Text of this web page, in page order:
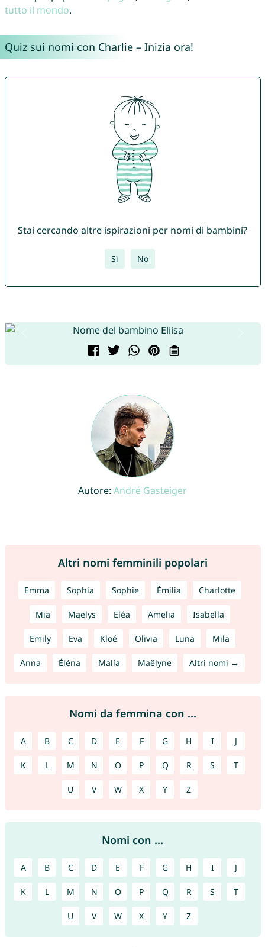
tutto il mondo.
Quiz sui nomi con Charlie – Inizia ora!
Stai cercando altre ispirazioni per nomi di bambini?
Sì No
Autore: André Gasteiger
Altri nomi femminili popolari
Emma Sophia Sophie Émilia Charlotte
Mia Maëlys Eléa Amelia Isabella
Emily Eva Kloé Olivia Luna Mila
Anna Éléna Malía Maëlyne Altri nomi →
Nomi da femmina con ...
A B C D E F G H I J
K L M N O P Q R S T
U V W X Y Z
Nomi con ...
A B C D E F G H I J
K L M N O P Q R S T
U V W X Y Z